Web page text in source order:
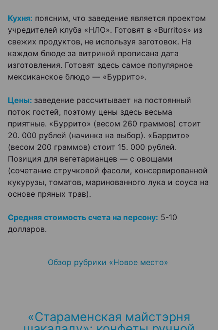
Кухня: поясним, что заведение является проектом
учредителей клуба «НЛО». Готовят в «Burritos» из
свежих продуктов, не используя заготовок. На
каждом блюде за витриной прописана дата
изготовления. Готовят здесь самое популярное
мексиканское блюдо — «Буррито».
Цены: заведение рассчитывает на постоянный
поток гостей, поэтому цены здесь весьма
приятные. «Буррито» (весом 260 граммов) стоит
20. 000 рублей (начинка на выбор). «Баррито»
(весом 200 граммов) стоит 15. 000 рублей.
Позиция для вегетарианцев — с овощами
(сочетание стручковой фасоли, консервированной
кукурузы, томатов, маринованного лука и соуса на
основе пряных трав).
Средняя стоимость счета на персону: 5-10
долларов.
Обзор рубрики «Новое место»
«Стараменская майстэрня